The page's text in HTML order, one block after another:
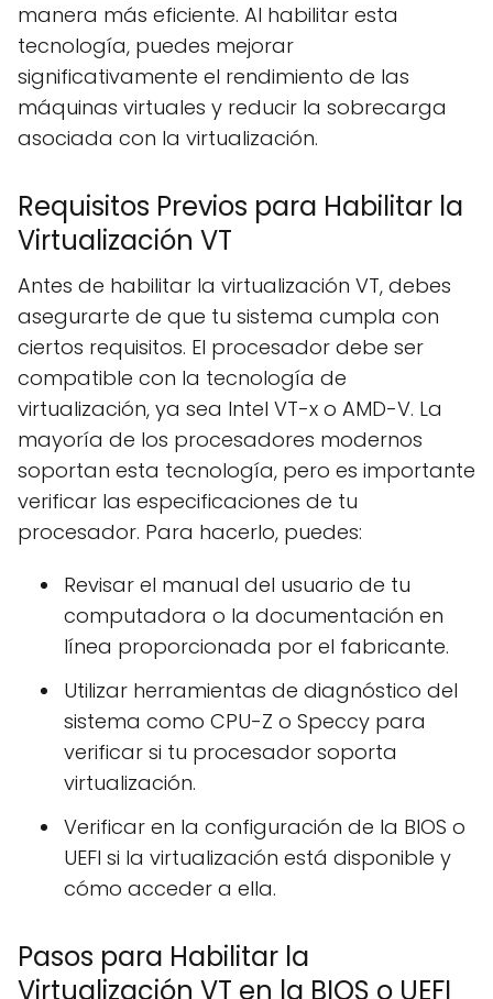
manera más eficiente. Al habilitar esta
tecnología, puedes mejorar
significativamente el rendimiento de las
máquinas virtuales y reducir la sobrecarga
asociada con la virtualización.
Requisitos Previos para Habilitar la
Virtualización VT
Antes de habilitar la virtualización VT, debes
asegurarte de que tu sistema cumpla con
ciertos requisitos. El procesador debe ser
compatible con la tecnología de
virtualización, ya sea Intel VT-x o AMD-V. La
mayoría de los procesadores modernos
soportan esta tecnología, pero es importante
verificar las especificaciones de tu
procesador. Para hacerlo, puedes:
Revisar el manual del usuario de tu
computadora o la documentación en
línea proporcionada por el fabricante.
Utilizar herramientas de diagnóstico del
sistema como CPU-Z o Speccy para
verificar si tu procesador soporta
virtualización.
Verificar en la configuración de la BIOS o
UEFI si la virtualización está disponible y
cómo acceder a ella.
Pasos para Habilitar la
Virtualización VT en la BIOS o UEFI